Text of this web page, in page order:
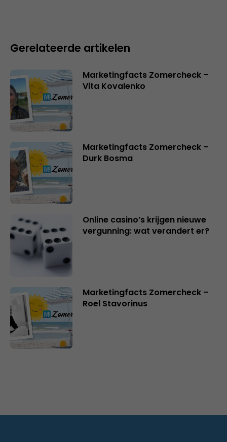
Gerelateerde artikelen
Marketingfacts Zomercheck –
Vita Kovalenko
Marketingfacts Zomercheck –
Durk Bosma
Online casino’s krijgen nieuwe
vergunning: wat verandert er?
Marketingfacts Zomercheck –
Roel Stavorinus